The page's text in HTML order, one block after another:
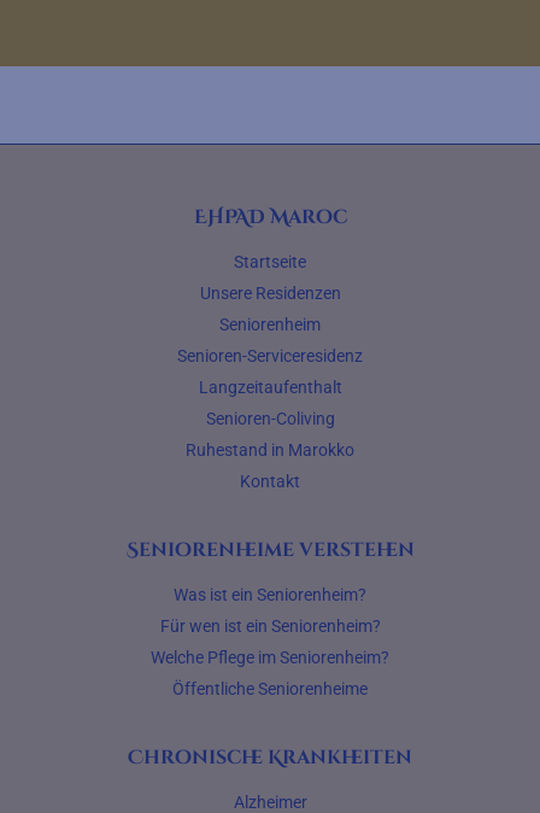
EHPAD Maroc
Startseite
Unsere Residenzen
Seniorenheim
Senioren-Serviceresidenz
Langzeitaufenthalt
Senioren-Coliving
Ruhestand in Marokko
Kontakt
Seniorenheime verstehen
Was ist ein Seniorenheim?
Für wen ist ein Seniorenheim?
Welche Pflege im Seniorenheim?
Öffentliche Seniorenheime
Chronische Krankheiten
Alzheimer